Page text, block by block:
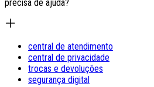
precisa de ajuda?
central de atendimento
central de privacidade
trocas e devoluções
segurança digital